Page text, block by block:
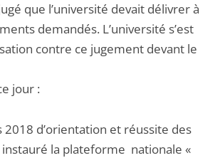
que l’université devait délivrer à
demandés. L’université s’est
contre ce jugement devant le
jour :
2018 d’orientation et réussite des
instauré la plateforme nationale «